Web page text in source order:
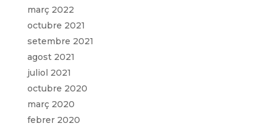
març 2022
octubre 2021
setembre 2021
agost 2021
juliol 2021
octubre 2020
març 2020
febrer 2020